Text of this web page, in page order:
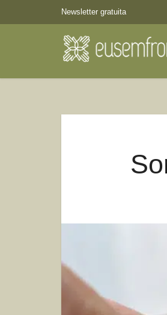
Newsletter gratuita